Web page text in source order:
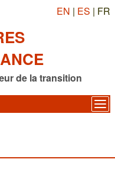
de la transition
EN | ES | FR